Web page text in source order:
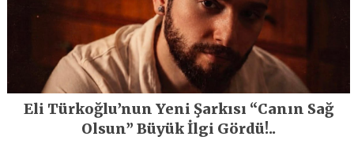
Eli Türkoğlu’nun Yeni Şarkısı “Canın Sağ
Olsun” Büyük İlgi Gördü!..